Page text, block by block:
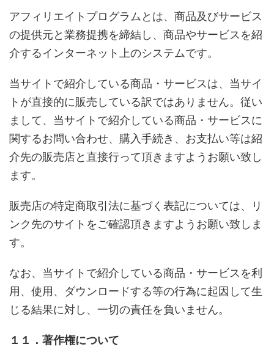
アフィリエイトプログラムとは、商品及びサービス
の提供元と業務提携を締結し、商品やサービスを紹
介するインターネット上のシステムです。
当サイトで紹介している商品・サービスは、当サイ
トが直接的に販売している訳ではありません。従い
まして、当サイトで紹介している商品・サービスに
関するお問い合わせ、購入手続き、お支払い等は紹
介先の販売店と直接行って頂きますようお願い致し
ます。
販売店の特定商取引法に基づく表記については、リ
ンク先のサイトをご確認頂きますようお願い致しま
す。
なお、当サイトで紹介している商品・サービスを利
用、使用、ダウンロードする等の行為に起因して生
じる結果に対し、一切の責任を負いません。
１１．著作権について